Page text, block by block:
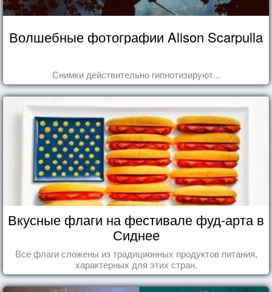
Волшебные фотографии Alison Scarpulla
Снимки действительно гипнотизируют...
Вкусные флаги на фестивале фуд-арта в
Сиднее
Все флаги сложены из традиционных продуктов питания,
характерных для этих стран.